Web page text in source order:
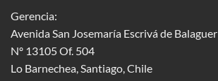
Gerencia:
Avenida San Josemaría Escrivá de Balaguer
Nº 13105 Of. 504
Lo Barnechea , Santiago, Chile